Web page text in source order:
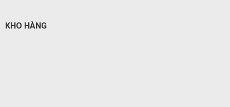
KHO HÀNG